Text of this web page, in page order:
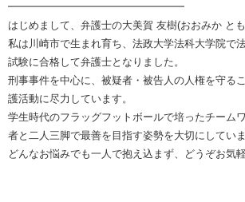
━━━━━━━━━━━━━━━━━
はじめまして、弁護士の大美賀 友樹(おおみか とも
私は川崎市で生まれ育ち、法政大学法科大学院で
試験に合格して弁護士となりました。
刑事事件を中心に、被疑者・被告人の人権を守る
護活動に尽力しています。
学生時代のフラッグフットボールで培ったチーム
者と二人三脚で最善を目指す姿勢を大切にしていま
どんなお悩みでも一人で抱え込まず、どうぞお気